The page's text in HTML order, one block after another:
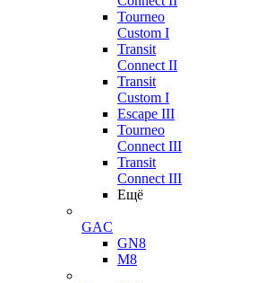
Tourneo
Custom I
Transit
Connect II
Transit
Custom I
Escape III
Tourneo
Connect III
Transit
Connect III
Ещё
GAC
GN8
M8